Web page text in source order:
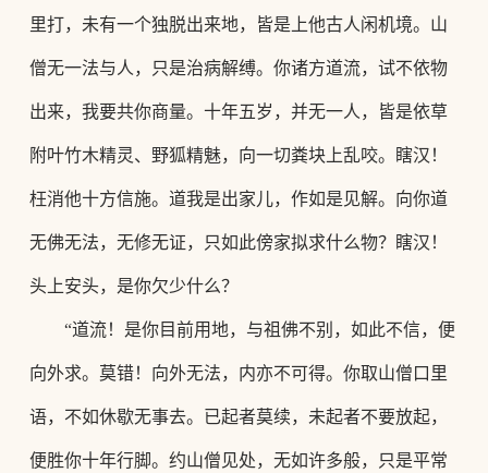
里打，未有一个独脱出来地，皆是上他古人闲机境。山
僧无一法与人，只是治病解缚。你诸方道流，试不依物
出来，我要共你商量。十年五岁，并无一人，皆是依草
附叶竹木精灵、野狐精魅，向一切粪块上乱咬。瞎汉！
枉消他十方信施。道我是出家儿，作如是见解。向你道
无佛无法，无修无证，只如此傍家拟求什么物？瞎汉！
头上安头，是你欠少什么？
“道流！是你目前用地，与祖佛不别，如此不信，便
向外求。莫错！向外无法，内亦不可得。你取山僧口里
语，不如休歇无事去。已起者莫续，未起者不要放起，
便胜你十年行脚。约山僧见处，无如许多般，只是平常